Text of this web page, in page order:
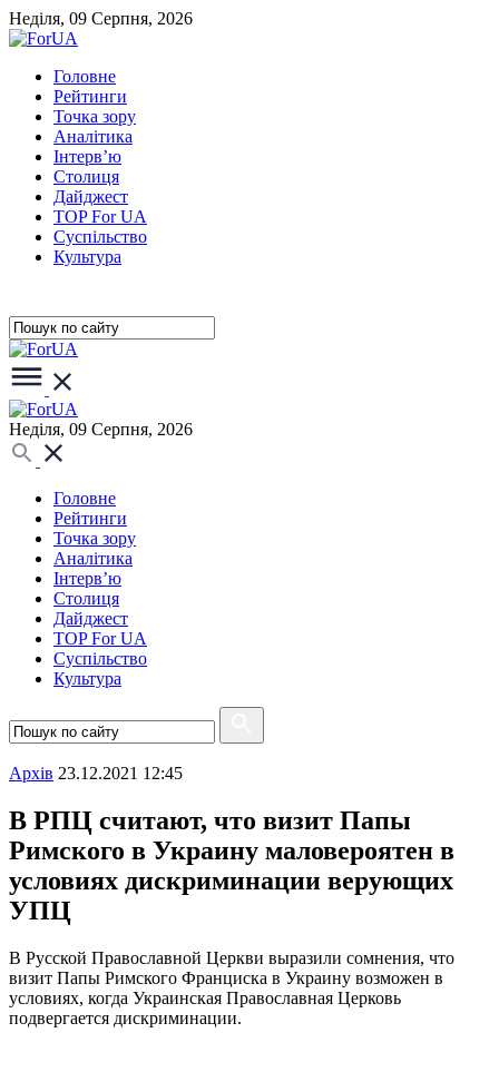
Неділя, 09 Серпня, 2026
Головне
Рейтинги
Точка зору
Аналітика
Інтерв’ю
Столиця
Дайджест
TOP For UA
Суспiльство
Культура
Неділя, 09 Серпня, 2026
Головне
Рейтинги
Точка зору
Аналітика
Інтерв’ю
Столиця
Дайджест
TOP For UA
Суспiльство
Культура
Архiв 23.12.2021 12:45
В РПЦ считают, что визит Папы
Римского в Украину маловероятен в
условиях дискриминации верующих
УПЦ
В Русской Православной Церкви выразили сомнения, что
визит Папы Римского Франциска в Украину возможен в
условиях, когда Украинская Православная Церковь
подвергается дискриминации.